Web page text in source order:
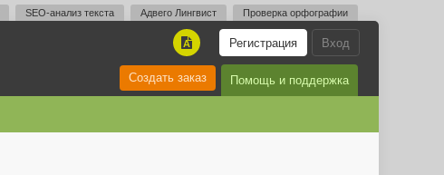
SEO-анализ текста Адвего Лингвист Проверка орфографии
Вход
Регистрация
A
Помощь и поддержка
Создать заказ